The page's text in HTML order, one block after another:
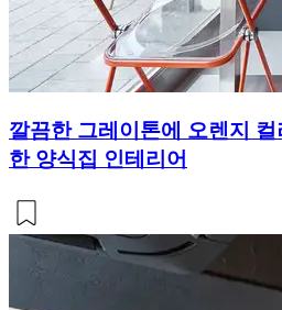
깔끔한 그레이톤에 오렌지
한 양식집 인테리어